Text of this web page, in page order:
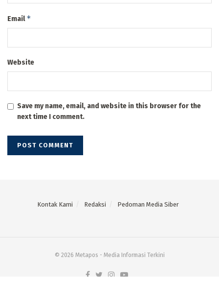
Email*
Website
Save my name, email, and website in this browser for the
next time I comment.
Kontak Kami Redaksi Pedoman Media Siber
© 2026 Metapos - Media Informasi Terkini